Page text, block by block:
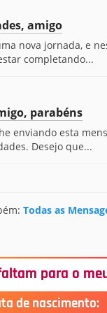
amigo
nova jornada, e
completando...
parabéns
enviando esta
Desejo que...
Todas as
para o
de nascimento: